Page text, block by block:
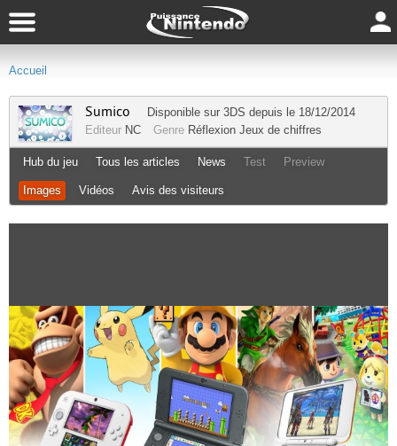
Accueil
Sumico Disponible sur 3DS depuis le 18/12/2014
Editeur NC Genre Réflexion Jeux de chiffres
Hub du jeu Tous les articles News Test Preview
Images Vidéos Avis des visiteurs